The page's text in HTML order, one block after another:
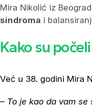
Mira Nikolić iz
sindroma i
Kako su
Već u 38. godini Mira
– To je kao da vam